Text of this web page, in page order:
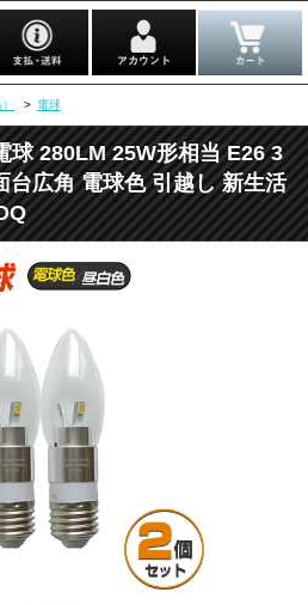
> 電球
球 280LM 25W形相当 E26 3
台広角 電球色 引越し 新生活